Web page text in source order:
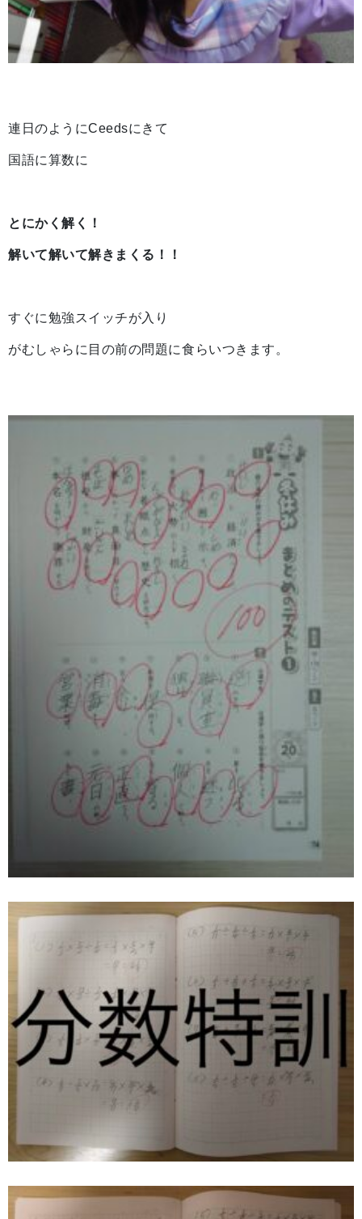
連日のようにCeedsにきて
国語に算数に
とにかく解く！
解いて解いて解きまくる！！
すぐに勉強スイッチが入り
がむしゃらに目の前の問題に食らいつきます。